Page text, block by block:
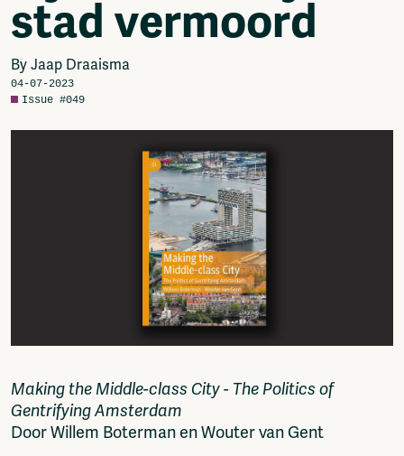
Video
Podcasts
Network
About
Contact
Jobs / Internships
Solidariteitsfonds
Rad-Ish
Webdocu Collectief Eigendom
Fragmenta
stad vermoord
By Jaap Draaisma
04-07-2023
Issue #049
Making the Middle-class City - The Politics of
Gentrifying Amsterdam
Door Willem Boterman en Wouter van Gent